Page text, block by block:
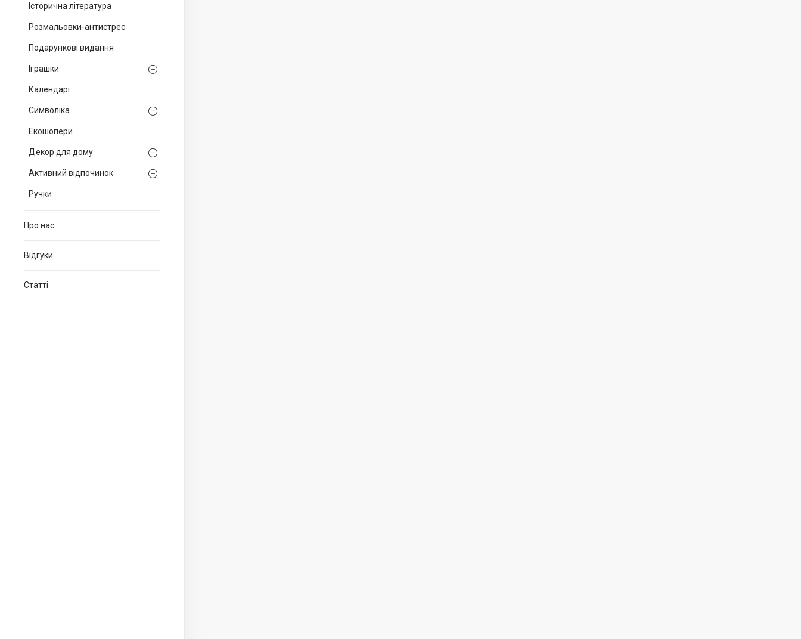
Історична література
Розмальовки-антистрес
Подарункові видання
Іграшки
Календарі
Символіка
Екошопери
Декор для дому
Активний відпочинок
Ручки
Про нас
Відгуки
Статті